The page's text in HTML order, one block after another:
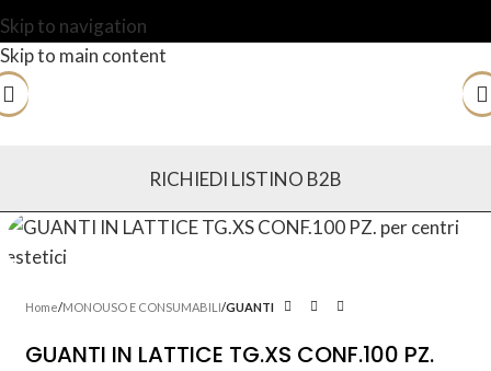
Skip to navigation
Skip to main content
RICHIEDI LISTINO B2B
Home MONOUSO E CONSUMABILI GUANTI
GUANTI IN LATTICE TG.XS CONF.100 PZ.